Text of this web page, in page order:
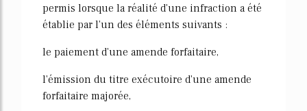
permis lorsque la réalité d'une infraction a été
établie par l'un des éléments suivants :
le paiement d'une amende forfaitaire,
l'émission du titre exécutoire d'une amende
forfaitaire majorée,